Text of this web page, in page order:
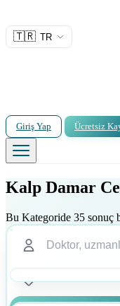
🇹🇷 TR
Giriş Yap Ücretsiz
Kalp Damar
Bu Kategoride 35 sonuç